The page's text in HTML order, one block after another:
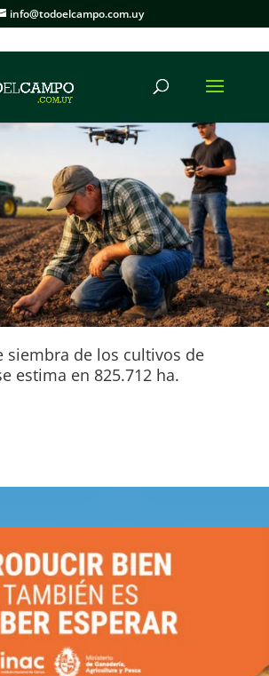
info@todoelcampo.com.uy
siembra de los cultivos de
estima en 825.712 ha.